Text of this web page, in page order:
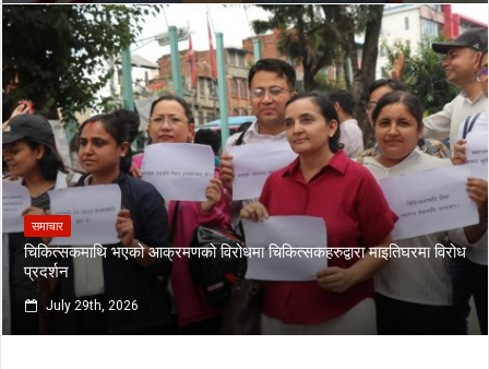
समाचार
चिकित्सकमाथि भएको आक्रमणको विरोधमा चिकित्सकहरुद्वारा माइतिघरमा विरोध
प्रदर्शन
July 29th, 2026